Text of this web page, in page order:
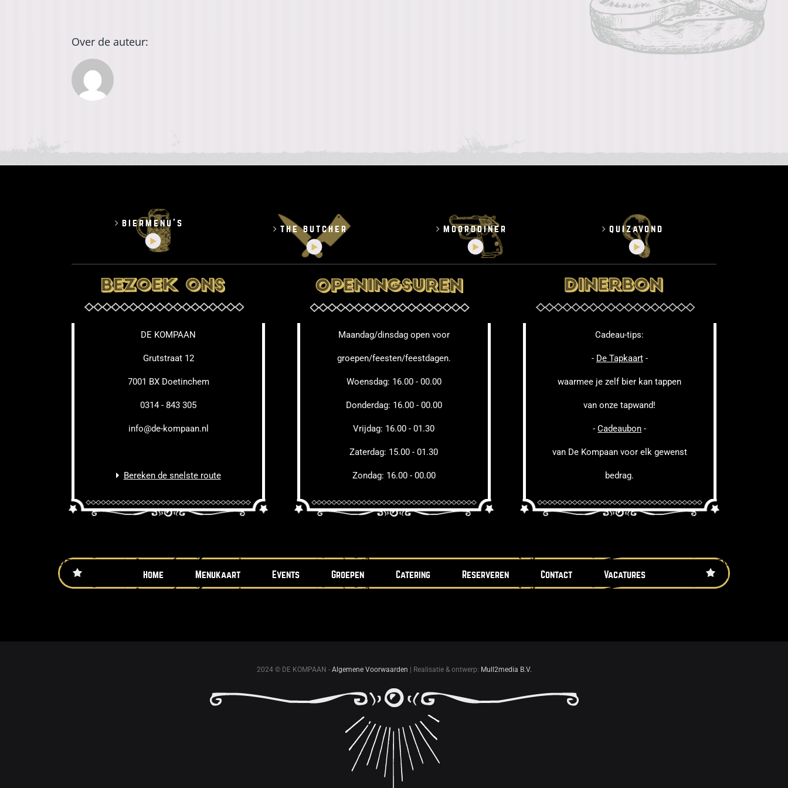
Over de auteur:
biermenu’s
the butcher moorddiner quizavond
DE KOMPAAN
Grutstraat 12
7001 BX Doetinchem
0314 - 843 305
info@de-kompaan.nl
Bereken de snelste route
Maandag/dinsdag open voor
groepen/feesten/feestdagen.
Woensdag: 16.00 - 00.00
Donderdag: 16.00 - 00.00
Vrijdag: 16.00 - 01.30
Zaterdag: 15.00 - 01.30
Zondag: 16.00 - 00.00
Cadeau-tips:
- De Tapkaart-
waarmee je zelf bier kan tappen
van onze tapwand!
-Cadeaubon -
van De Kompaan voor elk gewenst
bedrag.
Home Menukaart Events Groepen Catering Reserveren Contact Vacatures
2024 © DE KOMPAAN - Algemene Voorwaarden | Realisatie & ontwerp: Mull2media B.V.